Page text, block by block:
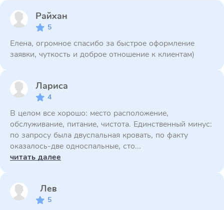
Райхан
5
Елена, огромное спасибо за быстрое оформление
заявки, чуткость и доброе отношение к клиентам)
Лариса
4
В целом все хорошо: место расположение,
обслуживание, питание, чистота. Единственный минус:
по запросу была двуспальная кровать, по факту
оказалось-две односпальные, сто...
читать далее
Лев
5